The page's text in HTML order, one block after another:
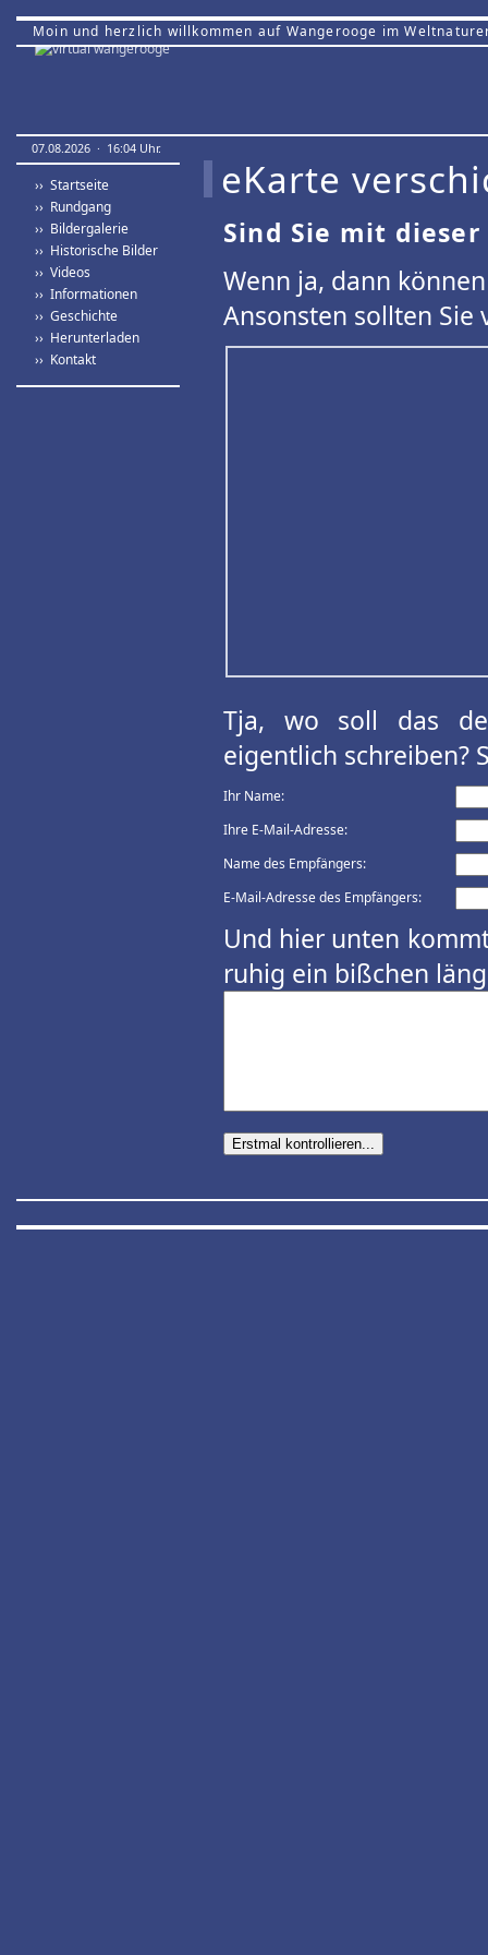
Moin und herzlich willkommen auf Wangerooge im
07.08.2026 · 16:04 Uhr.
›› Startseite
›› Rundgang
›› Bildergalerie
›› Historische Bilder
›› Videos
›› Informationen
›› Geschichte
›› Herunterladen
›› Kontakt
eKarte
Sind Sie mit
Wenn ja, dann
Ansonsten sollten
Tja, wo soll das
eigentlich schreiben?
Ihr Name:
Ihre E-Mail-Adresse:
Name des Empfängers:
E-Mail-Adresse des Empfängers:
Und hier unten
ruhig ein bißchen